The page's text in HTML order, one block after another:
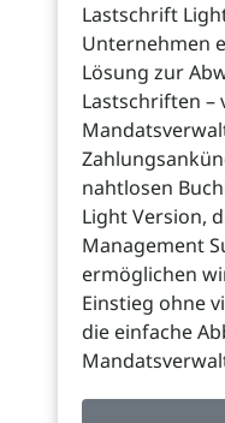
Lastschrift
Unternehmen
Lösung zur
Lastschriften –
nahtlosen
Light Version,
Management
ermöglichen
Einstieg ohne
die einfache